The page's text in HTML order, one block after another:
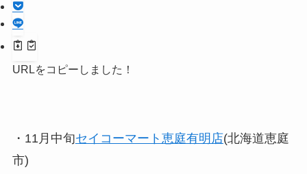
URLをコピーしました！
・11月中旬セイコーマート恵庭有明店(北海道恵庭
市)